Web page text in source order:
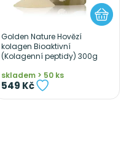
Golden Nature Hovězí
kolagen Bioaktivní
(Kolagenní peptidy) 300g
skladem > 50 ks
549 Kč